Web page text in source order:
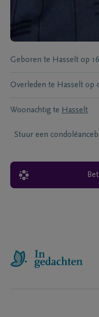
Geboren te Hasselt op
Overleden te Hasselt op
Woonachtig te Hasselt
Stuur een